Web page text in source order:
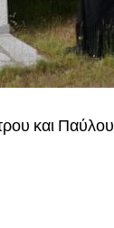
και Παύλου